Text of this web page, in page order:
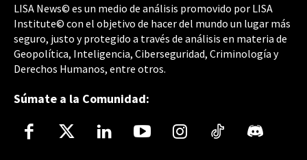
LISA News© es un medio de análisis promovido por LISA
Institute© con el objetivo de hacer del mundo un lugar más
seguro, justo y protegido a través de análisis en materia de
Geopolítica, Inteligencia, Ciberseguridad, Criminología y
Derechos Humanos, entre otros.
Súmate a la Comunidad: